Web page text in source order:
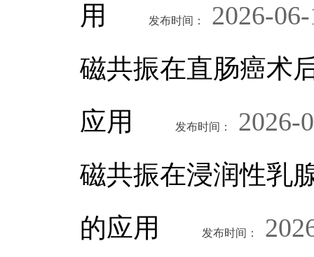
用
发布时间：
2026-
磁共振在直肠癌术
应用
发布时间：
2026-
磁共振在浸润性乳
的应用
发布时间：